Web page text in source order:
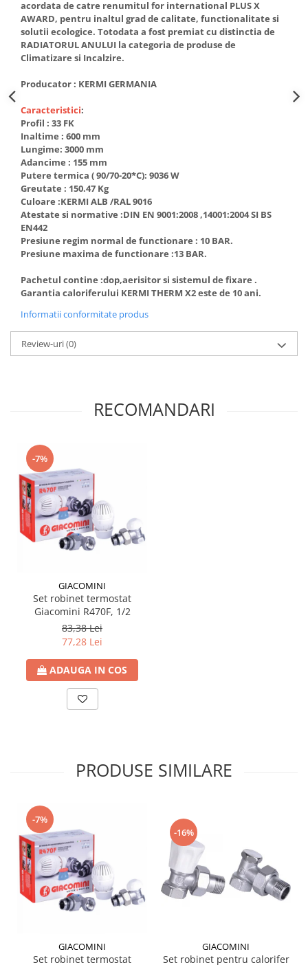
acordata de catre renumitul for international PLUS X
AWARD, pentru inaltul grad de calitate, functionalitate si
solutii ecologice. Totodata a fost premiat cu distinctia de
RADIATORUL ANULUI la categoria de produse de
Climatizare si Incalzire.
Producator : KERMI GERMANIA
Caracteristici:
Profil : 33 FK
Inaltime : 600 mm
Lungime: 3000 mm
Adancime : 155 mm
Putere termica ( 90/70-20*C): 9036 W
Greutate : 150.47 Kg
Culoare :KERMI ALB /RAL 9016
Atestate si normative :DIN EN 9001:2008 ,14001:2004 SI BS
EN442
Presiune regim normal de functionare : 10 BAR.
Presiune maxima de functionare :13 BAR.
Pachetul contine :dop,aerisitor si sistemul de fixare .
Garantia caloriferului KERMI THERM X2 este de 10 ani.
Informatii conformitate produs
Review-uri(0)
RECOMANDARI
-7%
GIACOMINI
Set robinet termostat
Giacomini R470F, 1/2
83,38 Lei
77,28 Lei
ADAUGA IN COS
PRODUSE SIMILARE
-7%
GIACOMINI
Set robinet termostat
-16%
GIACOMINI
Set robinet pentru calorifer